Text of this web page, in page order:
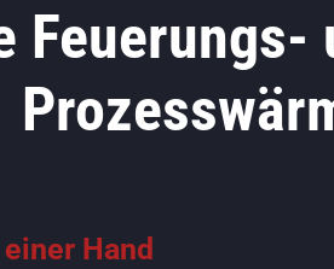
Feuerungs-
Hand